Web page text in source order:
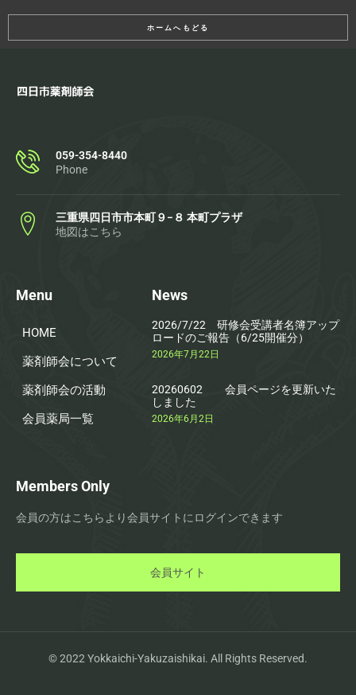
ホームへもどる
059-354-8440
Phone
三重県四日市市本町９−８ 本町プラザ
地図はこちら
Menu
HOME
薬剤師会について
薬剤師会の活動
会員薬局一覧
News
2026/7/22 研修会受講者名簿アップ
ロードのご報告（6/25開催分）
2026年7月22日
20260602 会員ページを更新いた
しました
2026年6月2日
Members Only
会員の方はこちらより会員サイトにログインできます
会員サイト
© 2022 Yokkaichi-Yakuzaishikai. All Rights Reserved.